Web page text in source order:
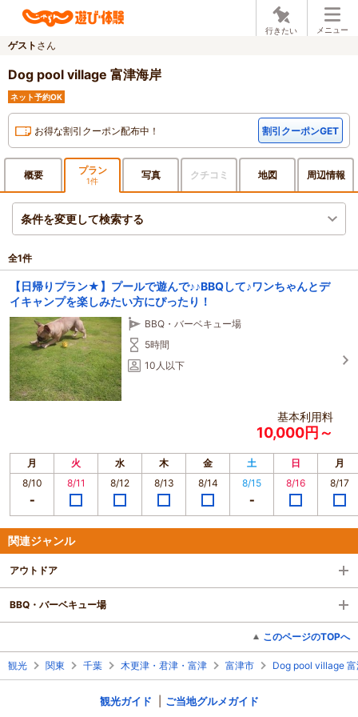
行きたい メニュー
ゲスト さん
Dog pool village 富津海岸
ネット予約OK
お得な割引クーポン配布中！ 割引クーポンGET
概要 プラン
1件 写真 クチコミ 地図 周辺情報
条件を変更して検索する
全1件
【日帰りプラン★】プールで遊んで♪♪BBQして♪ワンちゃんとデ
イキャンプを楽しみたい方にぴったり！
BBQ・バーベキュー場
5時間
10人以下
基本利用料
10,000円～
月 火 水 木 金 土 日
月
8/10
8/11 8/12 8/13 8/14 8/15 8/16 8/17
関連ジャンル
アウトドア
BBQ・バーベキュー場
このページのTOPへ
観光 関東 千葉 木更津・君津・富津 富津市 Dog pool village
観光ガイド ご当地グルメガイド